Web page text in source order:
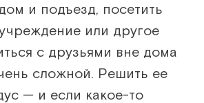
и подъезд, посетить
или другое
с друзьями вне дома
сложной. Решить ее
— и если какое-то